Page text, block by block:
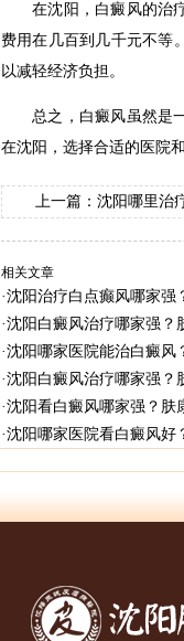
在沈阳，白癜风的治
费用在几百到几千元不等
以减轻经济负担。
总之，白癜风虽然是
在沈阳，选择合适的医院
上一篇： 沈阳哪里治
相关文章
·沈阳治疗白点癫风哪家强
·沈阳白癜风治疗哪家强？
·沈阳哪家医院能治白癜风
·沈阳白癜风治疗哪家强？
·沈阳看白癜风哪家强？肤
·沈阳哪家医院看白癜风好